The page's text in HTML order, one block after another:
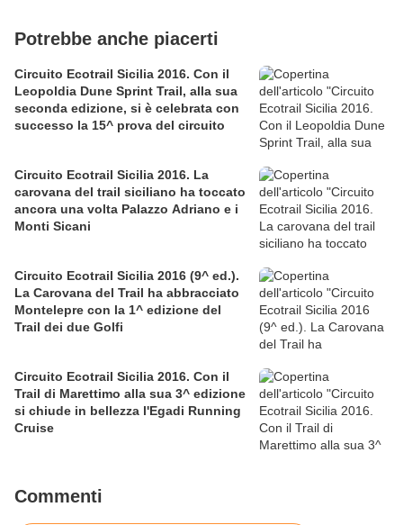
Potrebbe anche piacerti
Circuito Ecotrail Sicilia 2016. Con il
Leopoldia Dune Sprint Trail, alla sua
seconda edizione, si è celebrata con
successo la 15^ prova del circuito
Circuito Ecotrail Sicilia 2016. La
carovana del trail siciliano ha toccato
ancora una volta Palazzo Adriano e i
Monti Sicani
Circuito Ecotrail Sicilia 2016 (9^ ed.).
La Carovana del Trail ha abbracciato
Montelepre con la 1^ edizione del
Trail dei due Golfi
Circuito Ecotrail Sicilia 2016. Con il
Trail di Marettimo alla sua 3^ edizione
si chiude in bellezza l'Egadi Running
Cruise
Commenti